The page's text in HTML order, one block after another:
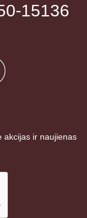
15136
akcijas ir naujienas